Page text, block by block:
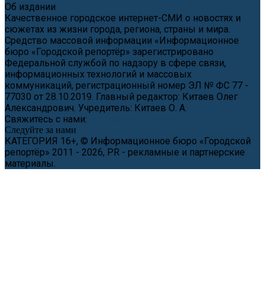
Об издании
Качественное городское интернет-СМИ о новостях и
сюжетах из жизни города, региона, страны и мира.
Средство массовой информации «Информационное
бюро «Городской репортёр» зарегистрировано
Федеральной службой по надзору в сфере связи,
информационных технологий и массовых
коммуникаций, регистрационный номер ЭЛ № ФС 77 -
77030 от 28.10.2019. Главный редактор: Китаев Олег
Александрович. Учредитель: Китаев О. А.
Свяжитесь с нами:
Следуйте за нами
КАТЕГОРИЯ 16+, © Информационное бюро «Городской
репортёр» 2011 - 2026, PR - рекламные и партнерские
материалы.